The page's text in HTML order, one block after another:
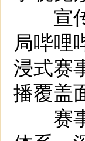
宣传
局哔哩
浸式赛
播覆盖
赛事